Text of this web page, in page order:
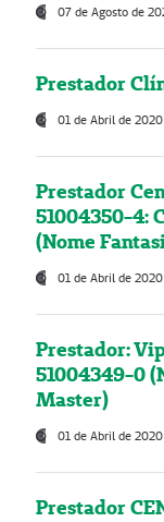
07 de Agosto de
Prestador
01 de Abril de 2020
Prestador
51004350-4:
(Nome
01 de Abril de 2020
Prestador:
51004349-0
Master)
01 de Abril de 2020
Prestador